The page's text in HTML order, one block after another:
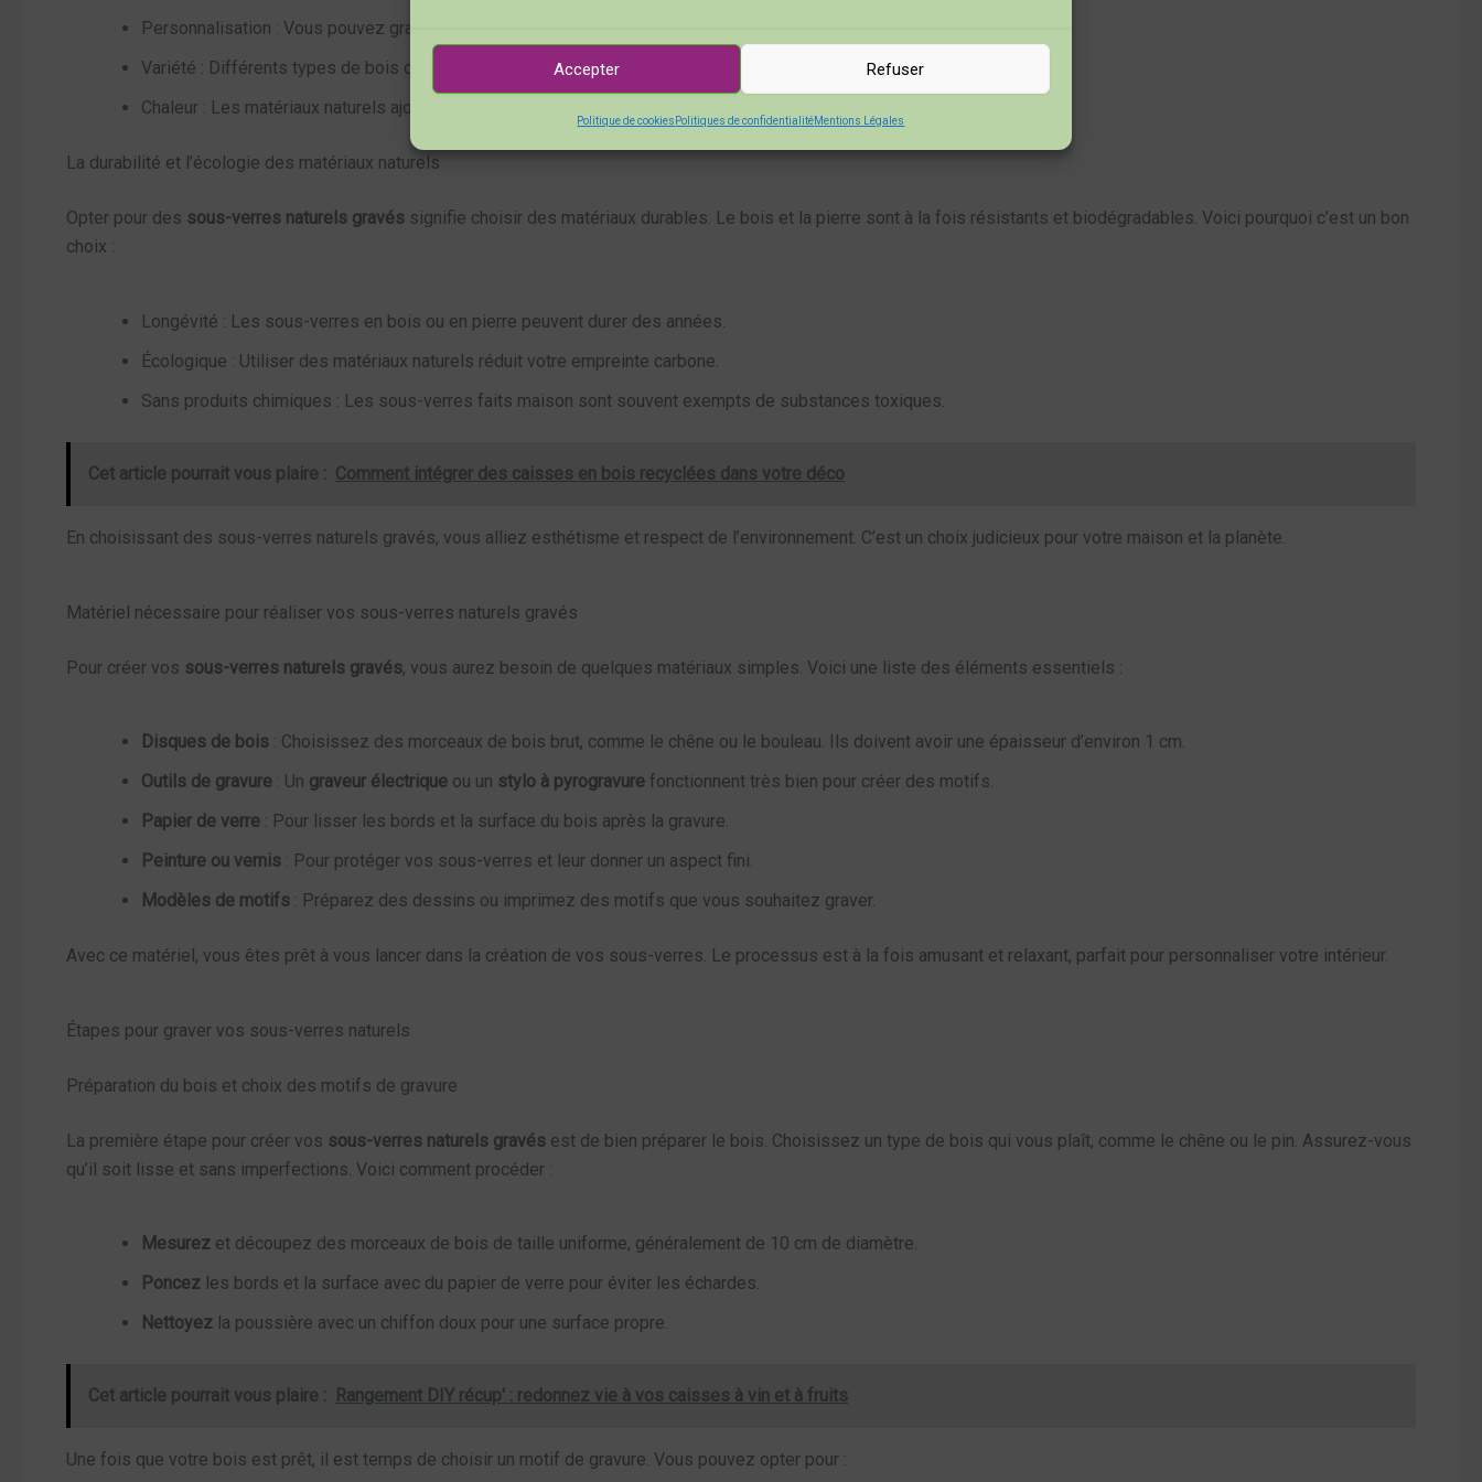
Accepter Refuser
Politique de cookies Politiques de confidentialitéMentions Légales
Personnalisation : Vous pouvez graver des motifs ou des initiales.
Variété : Différents types de bois ou de pierres offrent des textures diverses.
Chaleur : Les matériaux naturels ajoutent une ambiance chaleureuse à votre espace.
La durabilité et l’écologie des matériaux naturels
Opter pour des sous-verres naturels gravés signifie choisir des matériaux durables. Le bois et la pierre sont à la fois résistants et biodégradables. Voici pourquoi c’est un bon
choix :
Longévité : Les sous-verres en bois ou en pierre peuvent durer des années.
Écologique : Utiliser des matériaux naturels réduit votre empreinte carbone.
Sans produits chimiques : Les sous-verres faits maison sont souvent exempts de substances toxiques.
Cet article pourrait vous plaire : Comment intégrer des caisses en bois recyclées dans votre déco
En choisissant des sous-verres naturels gravés, vous alliez esthétisme et respect de l’environnement. C’est un choix judicieux pour votre maison et la planète.
Matériel nécessaire pour réaliser vos sous-verres naturels gravés
Pour créer vos sous-verres naturels gravés, vous aurez besoin de quelques matériaux simples. Voici une liste des éléments essentiels :
Disques de bois : Choisissez des morceaux de bois brut, comme le chêne ou le bouleau. Ils doivent avoir une épaisseur d’environ 1 cm.
Outils de gravure : Un graveur électrique ou un stylo à pyrogravure fonctionnent très bien pour créer des motifs.
Papier de verre : Pour lisser les bords et la surface du bois après la gravure.
Peinture ou vernis : Pour protéger vos sous-verres et leur donner un aspect fini.
Modèles de motifs : Préparez des dessins ou imprimez des motifs que vous souhaitez graver.
Avec ce matériel, vous êtes prêt à vous lancer dans la création de vos sous-verres. Le processus est à la fois amusant et relaxant, parfait pour personnaliser votre intérieur.
Étapes pour graver vos sous-verres naturels
Préparation du bois et choix des motifs de gravure
La première étape pour créer vos sous-verres naturels gravés est de bien préparer le bois. Choisissez un type de bois qui vous plaît, comme le chêne ou le pin. Assurez-vous
qu’il soit lisse et sans imperfections. Voici comment procéder :
Mesurez et découpez des morceaux de bois de taille uniforme, généralement de 10 cm de diamètre.
Poncez les bords et la surface avec du papier de verre pour éviter les échardes.
Nettoyez la poussière avec un chiffon doux pour une surface propre.
Cet article pourrait vous plaire : Rangement DIY récup' : redonnez vie à vos caisses à vin et à fruits
Une fois que votre bois est prêt, il est temps de choisir un motif de gravure. Vous pouvez opter pour :